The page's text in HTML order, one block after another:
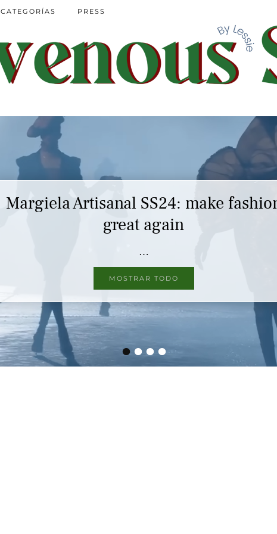
CATEGORÍAS PRESS
••••
Margiela Artisanal SS24: make
great again
…
MOSTRAR TODO